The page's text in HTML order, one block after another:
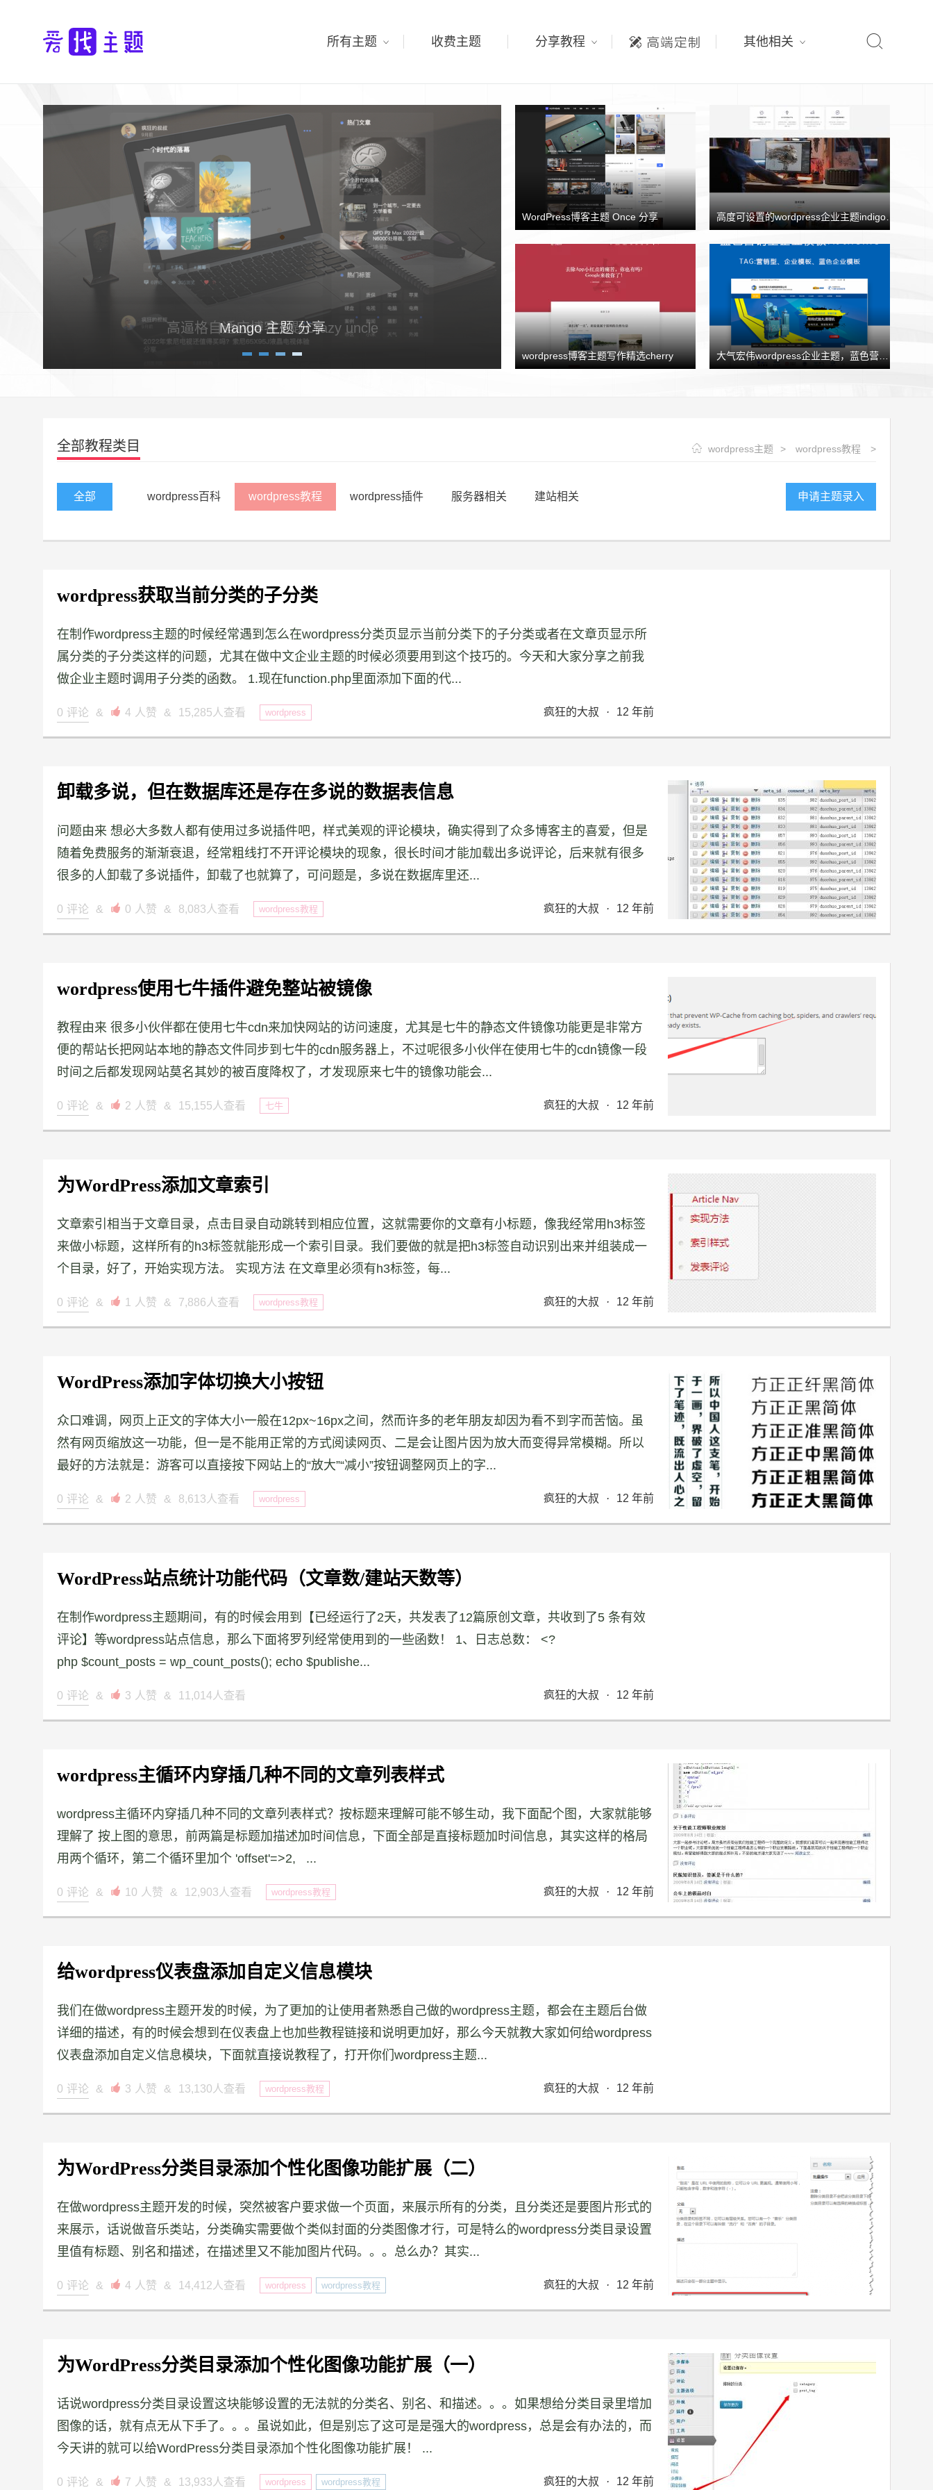
所有主题 收费主题 分享教程 其他相关 
高逼格自适应博客主题Crazy uncle
WordPress博客主题 Once 分享 高度可设置的wordpress企业主题indigo分享
wordpress博客主题写作精选cherry 大气宏伟wordpress企业主题，蓝色营销型企业模板HJtheme发布
全部教程类目 wordpress主题 > wordpress教程 >
全部 wordpress百科 wordpress教程 wordpress插件 服务器相关 建站相关 申请主题录入
wordpress获取当前分类的子分类
在制作wordpress主题的时候经常遇到怎么在wordpress分类页显示当前分类下的子分类或者在文章页显示所
属分类的子分类这样的问题，尤其在做中文企业主题的时候必须要用到这个技巧的。今天和大家分享之前我
做企业主题时调用子分类的函数。 1.现在function.php里面添加下面的代...
疯狂的大叔 · 12 年前
0 评论 &  4 人赞 & 15,285人查看 wordpress
卸载多说，但在数据库还是存在多说的数据表信息
问题由来 想必大多数人都有使用过多说插件吧，样式美观的评论模块，确实得到了众多博客主的喜爱，但是
随着免费服务的渐渐衰退，经常粗线打不开评论模块的现象，很长时间才能加载出多说评论，后来就有很多
很多的人卸载了多说插件，卸载了也就算了，可问题是，多说在数据库里还...
疯狂的大叔 · 12 年前
0 评论 &  0 人赞 & 8,083人查看 wordpress教程
wordpress使用七牛插件避免整站被镜像
教程由来 很多小伙伴都在使用七牛cdn来加快网站的访问速度，尤其是七牛的静态文件镜像功能更是非常方
便的帮站长把网站本地的静态文件同步到七牛的cdn服务器上，不过呢很多小伙伴在使用七牛的cdn镜像一段
时间之后都发现网站莫名其妙的被百度降权了，才发现原来七牛的镜像功能会...
疯狂的大叔 · 12 年前
0 评论 &  2 人赞 & 15,155人查看 七牛
为WordPress添加文章索引
文章索引相当于文章目录，点击目录自动跳转到相应位置，这就需要你的文章有小标题，像我经常用h3标签
来做小标题，这样所有的h3标签就能形成一个索引目录。我们要做的就是把h3标签自动识别出来并组装成一
个目录，好了，开始实现方法。 实现方法 在文章里必须有h3标签，每...
疯狂的大叔 · 12 年前
0 评论 &  1 人赞 & 7,886人查看 wordpress教程
WordPress添加字体切换大小按钮
众口难调，网页上正文的字体大小一般在12px~16px之间，然而许多的老年朋友却因为看不到字而苦恼。虽
然有网页缩放这一功能，但一是不能用正常的方式阅读网页、二是会让图片因为放大而变得异常模糊。所以
最好的方法就是：游客可以直接按下网站上的“放大”“减小”按钮调整网页上的字...
疯狂的大叔 · 12 年前
0 评论 &  2 人赞 & 8,613人查看 wordpress
WordPress站点统计功能代码（文章数/建站天数等）
在制作wordpress主题期间，有的时候会用到【已经运行了2天，共发表了12篇原创文章，共收到了5 条有效
评论】等wordpress站点信息，那么下面将罗列经常使用到的一些函数！ 1、日志总数： <?
php $count_posts = wp_count_posts(); echo $publishe...
疯狂的大叔 · 12 年前
0 评论 &  3 人赞 & 11,014人查看
wordpress主循环内穿插几种不同的文章列表样式
wordpress主循环内穿插几种不同的文章列表样式？按标题来理解可能不够生动，我下面配个图，大家就能够
理解了 按上图的意思，前两篇是标题加描述加时间信息，下面全部是直接标题加时间信息，其实这样的格局
用两个循环，第二个循环里加个 'offset'=>2, ...
疯狂的大叔 · 12 年前
0 评论 &  10 人赞 & 12,903人查看 wordpress教程
给wordpress仪表盘添加自定义信息模块
我们在做wordpress主题开发的时候，为了更加的让使用者熟悉自己做的wordpress主题，都会在主题后台做
详细的描述，有的时候会想到在仪表盘上也加些教程链接和说明更加好，那么今天就教大家如何给wordpress
仪表盘添加自定义信息模块，下面就直接说教程了，打开你们wordpress主题...
疯狂的大叔 · 12 年前
0 评论 &  3 人赞 & 13,130人查看 wordpress教程
为WordPress分类目录添加个性化图像功能扩展（二）
在做wordpress主题开发的时候，突然被客户要求做一个页面，来展示所有的分类，且分类还是要图片形式的
来展示，话说做音乐类站，分类确实需要做个类似封面的分类图像才行，可是特么的wordpress分类目录设置
里值有标题、别名和描述，在描述里又不能加图片代码。。。总么办？其实...
疯狂的大叔 · 12 年前
0 评论 &  4 人赞 & 14,412人查看 wordpress wordpress教程
为WordPress分类目录添加个性化图像功能扩展（一）
话说wordpress分类目录设置这块能够设置的无法就的分类名、别名、和描述。。。如果想给分类目录里增加
图像的话，就有点无从下手了。。。虽说如此，但是别忘了这可是是强大的wordpress，总是会有办法的，而
今天讲的就可以给WordPress分类目录添加个性化图像功能扩展！ ...
疯狂的大叔 · 12 年前
0 评论 &  7 人赞 & 13,933人查看 wordpress wordpress教程